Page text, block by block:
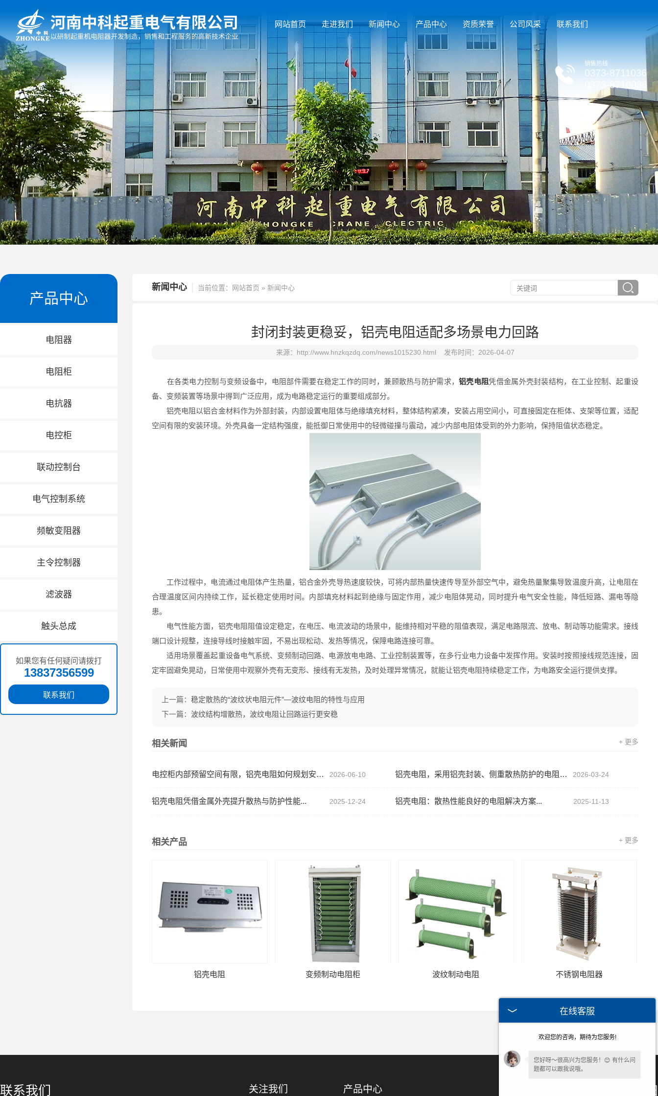
网站首页 走进我们 新闻中心 产品中心 资质荣誉 公司风采 联系我们
销售热线
0373-8711036
0373-8710036
产品中心
电阻器
电阻柜
电抗器
电控柜
联动控制台
电气控制系统
频敏变阻器
主令控制器
滤波器
触头总成
如果您有任何疑问请拨打
13837356599
联系我们
新闻中心 当前位置： 网站首页 » 新闻中心
封闭封装更稳妥，铝壳电阻适配多场景电力回路
来源： http://www.hnzkqzdq.com/news1015230.html 发布时间：2026-04-07
在各类电力控制与变频设备中，电阻部件需要在稳定工作的同时，兼顾散热与防护需求，铝壳电阻凭借金属外壳封装结构，在工业控制、起重设
备、变频装置等场景中得到广泛应用，成为电路稳定运行的重要组成部分。
铝壳电阻以铝合金材料作为外部封装，内部设置电阻体与绝缘填充材料，整体结构紧凑，安装占用空间小，可直接固定在柜体、支架等位置，适配
空间有限的安装环境。外壳具备一定结构强度，能抵御日常使用中的轻微碰撞与震动，减少内部电阻体受到的外力影响，保持阻值状态稳定。
工作过程中，电流通过电阻体产生热量，铝合金外壳导热速度较快，可将内部热量快速传导至外部空气中，避免热量聚集导致温度升高，让电阻在
合理温度区间内持续工作，延长稳定使用时间。内部填充材料起到绝缘与固定作用，减少电阻体晃动，同时提升电气安全性能，降低短路、漏电等隐
患。
电气性能方面，铝壳电阻阻值设定稳定，在电压、电流波动的场景中，能维持相对平稳的阻值表现，满足电路限流、放电、制动等功能需求。接线
端口设计规整，连接导线时接触牢固，不易出现松动、发热等情况，保障电路连接可靠。
适用场景覆盖起重设备电气系统、变频制动回路、电源放电电路、工业控制装置等，在多行业电力设备中发挥作用。安装时按照接线规范连接，固
定牢固避免晃动，日常使用中观察外壳有无变形、接线有无发热，及时处理异常情况，就能让铝壳电阻持续稳定工作，为电路安全运行提供支撑。
上一篇： 稳定散热的“波纹状电阻元件”—波纹电阻的特性与应用
下一篇： 波纹结构增散热，波纹电阻让回路运行更安稳
相关新闻 + 更多
2026-06-10
电控柜内部预留空间有限，铝壳电阻如何规划安装点位... 2026-03-24
铝壳电阻，采用铝壳封装、侧重散热防护的电阻部件...
2025-12-24
铝壳电阻凭借金属外壳提升散热与防护性能... 2025-11-13
铝壳电阻：散热性能良好的电阻解决方案...
相关产品 + 更多
铝壳电阻 变频制动电阻柜 波纹制动电阻 不锈钢电阻器
联系我们 关注我们 产品中心 微信扫一扫
在线客服
欢迎您的咨询，期待为您服务!
您好呀～很高兴为您服务！😊 有什么问
题都可以跟我说哦。